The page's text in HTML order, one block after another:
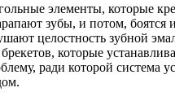
элементы, которые
зубы, и потом, боятся
целостность зубной
которые
ради которой